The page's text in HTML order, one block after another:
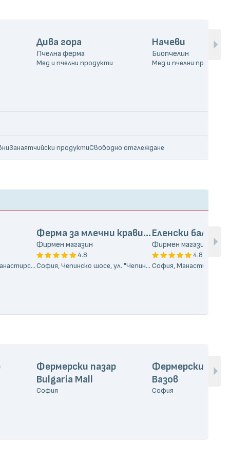
Дива гора
Пчелна ферма
Мед и пчелни продукти
Начеви
Биопчелин
Мед и пчелни продукти
Занаятчийски продуктиСвободно отглеждане
София, Гео Милев, ул. "Манастирска" 41
Ферма за млечни крави Чифлика
Фирмен магазин
4.8
София, Чепинско шосе, ул. "Чепинско шосе" 15
Еленски
Фирмен магазин
4.8
Фермерски пазар
Bulgaria Mall
София
Фермерски
Вазов
София